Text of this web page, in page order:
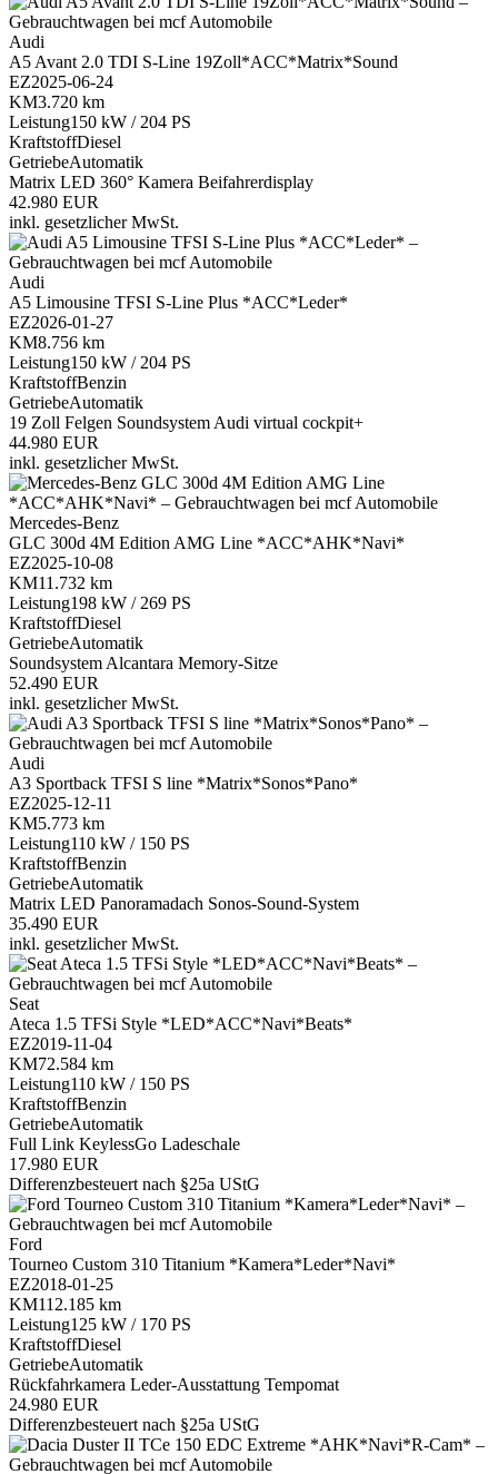
Audi
A5 Avant 2.0 TDI S-Line 19Zoll*ACC*Matrix*Sound
EZ2025-06-24
KM3.720 km
Leistung150 kW / 204 PS
KraftstoffDiesel
GetriebeAutomatik
Matrix LED 360° Kamera Beifahrerdisplay
42.980 EUR
inkl. gesetzlicher MwSt.
Audi
A5 Limousine TFSI S-Line Plus *ACC*Leder*
EZ2026-01-27
KM8.756 km
Leistung150 kW / 204 PS
KraftstoffBenzin
GetriebeAutomatik
19 Zoll Felgen Soundsystem Audi virtual cockpit+
44.980 EUR
inkl. gesetzlicher MwSt.
Mercedes-Benz
GLC 300d 4M Edition AMG Line *ACC*AHK*Navi*
EZ2025-10-08
KM11.732 km
Leistung198 kW / 269 PS
KraftstoffDiesel
GetriebeAutomatik
Soundsystem Alcantara Memory-Sitze
52.490 EUR
inkl. gesetzlicher MwSt.
Audi
A3 Sportback TFSI S line *Matrix*Sonos*Pano*
EZ2025-12-11
KM5.773 km
Leistung110 kW / 150 PS
KraftstoffBenzin
GetriebeAutomatik
Matrix LED Panoramadach Sonos-Sound-System
35.490 EUR
inkl. gesetzlicher MwSt.
Seat
Ateca 1.5 TFSi Style *LED*ACC*Navi*Beats*
EZ2019-11-04
KM72.584 km
Leistung110 kW / 150 PS
KraftstoffBenzin
GetriebeAutomatik
Full Link KeylessGo Ladeschale
17.980 EUR
Differenzbesteuert nach §25a UStG
Ford
Tourneo Custom 310 Titanium *Kamera*Leder*Navi*
EZ2018-01-25
KM112.185 km
Leistung125 kW / 170 PS
KraftstoffDiesel
GetriebeAutomatik
Rückfahrkamera Leder-Ausstattung Tempomat
24.980 EUR
Differenzbesteuert nach §25a UStG